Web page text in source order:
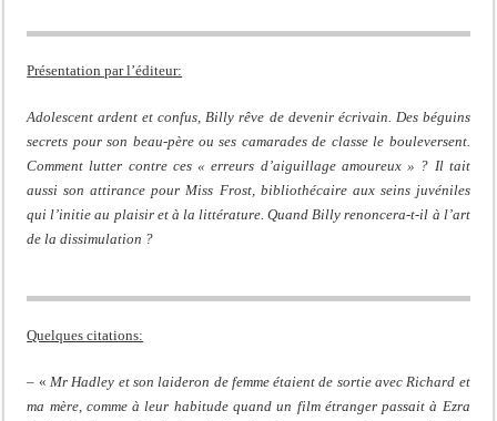
Présentation par l’éditeur:
Adolescent ardent et confus, Billy rêve de devenir écrivain. Des béguins
secrets pour son beau-père ou ses camarades de classe le bouleversent.
Comment lutter contre ces « erreurs d’aiguillage amoureux » ? Il tait
aussi son attirance pour Miss Frost, bibliothécaire aux seins juvéniles
qui l’initie au plaisir et à la littérature. Quand Billy renoncera-t-il à l’art
de la dissimulation ?
Quelques citations:
– « Mr Hadley et son laideron de femme étaient de sortie avec Richard et
ma mère, comme à leur habitude quand un film étranger passait à Ezra